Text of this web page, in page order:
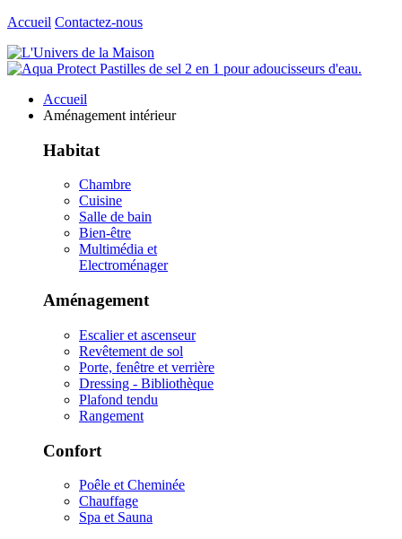
Accueil Contactez-nous
Accueil
Aménagement intérieur
Habitat
Chambre
Cuisine
Salle de bain
Bien-être
Multimédia et
Electroménager
Aménagement
Escalier et ascenseur
Revêtement de sol
Porte, fenêtre et verrière
Dressing - Bibliothèque
Plafond tendu
Rangement
Confort
Poêle et Cheminée
Chauffage
Spa et Sauna